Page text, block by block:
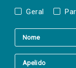
Geral